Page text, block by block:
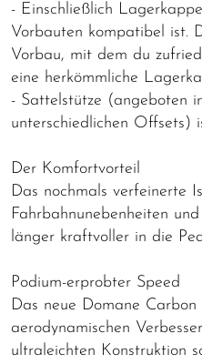
- Einschließlich
Vorbauten kompatibel ist.
Vorbau, mit dem du
eine herkömmliche
- Sattelstütze (angeboten
unterschiedlichen Offsets)
Der Komfortvorteil
Das nochmals verfeinerte
Fahrbahnunebenheiten
länger kraftvoller in die
Podium-erprobter Speed
Das neue Domane
aerodynamischen
ultraleichten Konstruktion